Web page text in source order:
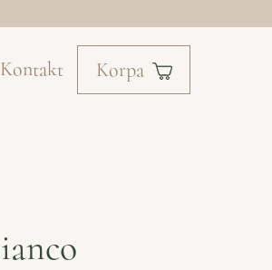
Kontakt Korpa